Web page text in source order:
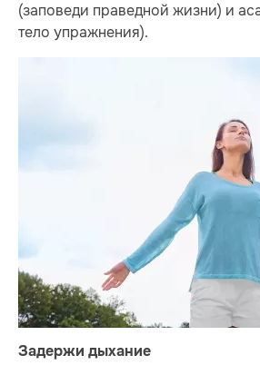
(заповеди праведной жизни) и
тело упражнения).
Задержи дыхание